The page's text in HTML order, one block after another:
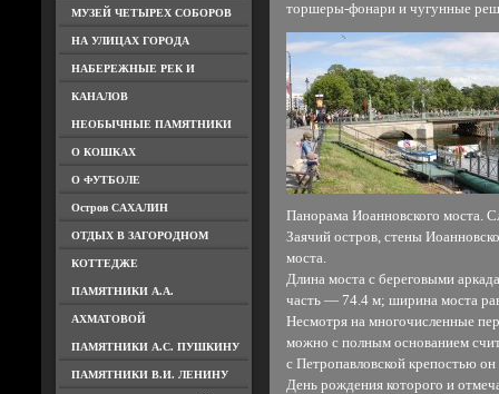
МУЗЕЙ ЧЕТЫРЕХ СОБОРОВ
НА УЛИЦАХ ГОРОДА
НАБЕРЕЖНЫЕ РЕК И
КАНАЛОВ
НЕОБЫЧНЫЕ ПАМЯТНИКИ
О КОШКАХ
О ФУТБОЛЕ
Остров САХАЛИН
ОТДЫХ В ЗАГОРОДНОМ
КОТТЕДЖЕ
ПАМЯТНИКИ А.А.
АХМАТОВОЙ
ПАМЯТНИКИ А.С. ПУШКИНУ
ПАМЯТНИКИ В.И. ЛЕНИНУ
торшеры-фонари и чугунные
Панорама Иоанновского моста.
Заячий остров, стены
моста.
Длина моста с береговыми
часть — 74.4 м; ширина моста
Несмотря на многочисленные
можно с полным основанием
с Петропавловской крепостью
День рождения которого и